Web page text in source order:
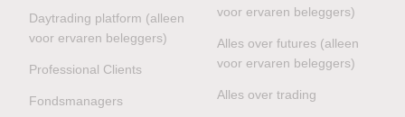
Daytrading platform (alleen
voor ervaren beleggers)
Professional Clients
Fondsmanagers
voor ervaren beleggers)
Alles over futures (alleen
voor ervaren beleggers)
Alles over trading